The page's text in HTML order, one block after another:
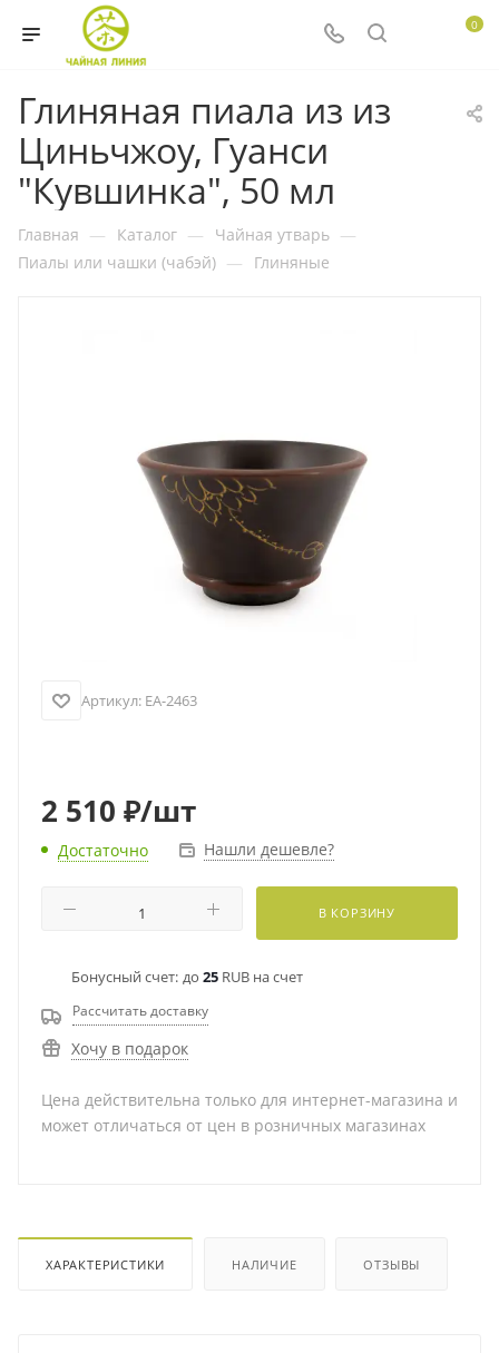
0
Глиняная пиала из из
Циньчжоу, Гуанси
"Кувшинка", 50 мл
Главная — Каталог — Чайная утварь —
Пиалы или чашки (чабэй) — Глиняные
Артикул: EA-2463
2 510 ₽/шт
Достаточно Нашли дешевле?
В КОРЗИНУ
Бонусный счет: до 25 RUB на счет
Рассчитать доставку
Хочу в подарок
Цена действительна только для интернет-магазина и
может отличаться от цен в розничных магазинах
ХАРАКТЕРИСТИКИ НАЛИЧИЕ ОТЗЫВЫ